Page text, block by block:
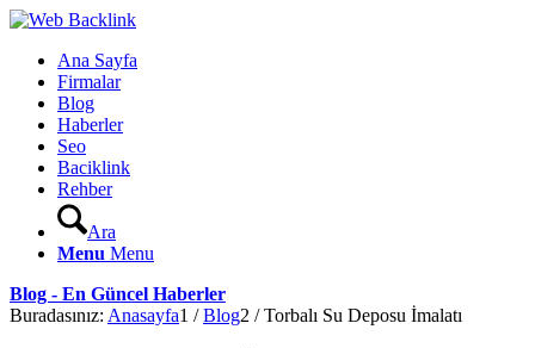
Ana Sayfa
Firmalar
Blog
Haberler
Seo
Baciklink
Rehber
Ara
Menu Menu
Blog - En Güncel Haberler
Buradasınız: Anasayfa1 / Blog2 / Torbalı Su Deposu İmalatı